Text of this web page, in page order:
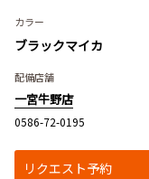
カラー
ブラックマイカ
配備店舗
一宮牛野店
0586-72-0195
リクエスト予約